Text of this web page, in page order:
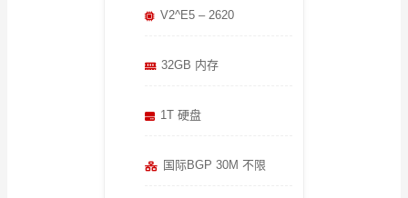
V2^E5 – 2620
32GB 内存
1T 硬盘
国际BGP 30M 不限